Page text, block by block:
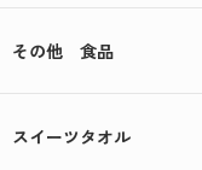
会えなくても顔
帰省の手土産や
その他 食品
スイーツタオル